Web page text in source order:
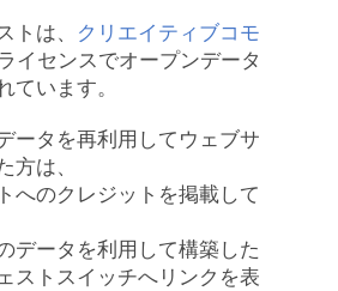
トは、
クリエイティブコモ
イセンスでオープンデータ
ています。
ータを再利用してウェブサ
方は、
へのクレジットを掲載して
データを利用して構築した
ストスイッチへリンクを表